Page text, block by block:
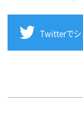
Twitterでシ